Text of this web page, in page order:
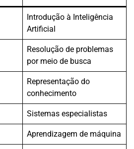
Introdução à Inteligência
Artificial
Resolução de problemas
por meio de busca
Representação do
conhecimento
Sistemas especialistas
Aprendizagem de máquina